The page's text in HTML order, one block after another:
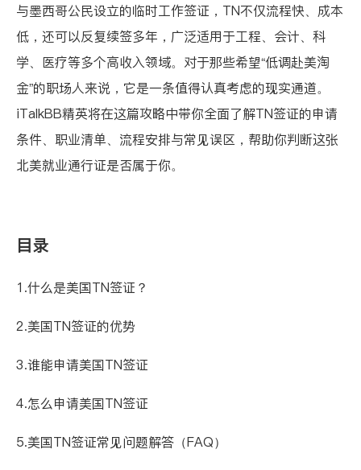
与墨西哥公民设立的临时工作签证，TN不仅流程快、成本
低，还可以反复续签多年，广泛适用于工程、会计、科
学、医疗等多个高收入领域。对于那些希望“低调赴美淘
金”的职场人来说，它是一条值得认真考虑的现实通道。
iTalkBB精英将在这篇攻略中带你全面了解TN签证的申请
条件、职业清单、流程安排与常见误区，帮助你判断这张
北美就业通行证是否属于你。
目录
1.什么是美国TN签证？
2.美国TN签证的优势
3.谁能申请美国TN签证
4.怎么申请美国TN签证
5.美国TN签证常见问题解答（FAQ）